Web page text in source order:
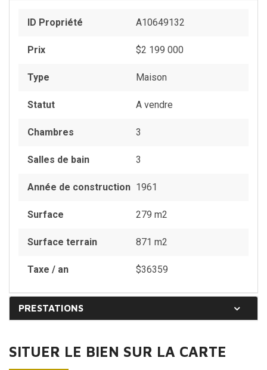
ID Propriété A10649132
Prix $2 199 000
Type Maison
Statut A vendre
Chambres 3
Salles de bain 3
Année de construction 1961
Surface 279 m2
Surface terrain 871 m2
Taxe / an $36359
PRESTATIONS
SITUER LE BIEN SUR LA CARTE